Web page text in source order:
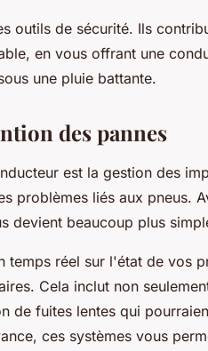
outils de sécurité. Ils
en vous offrant une
une pluie battante.
des pannes
est la gestion des
problèmes liés aux pneus.
devient beaucoup plus
temps réel sur l'état de vos
Cela inclut non
de fuites lentes qui
ces systèmes vous